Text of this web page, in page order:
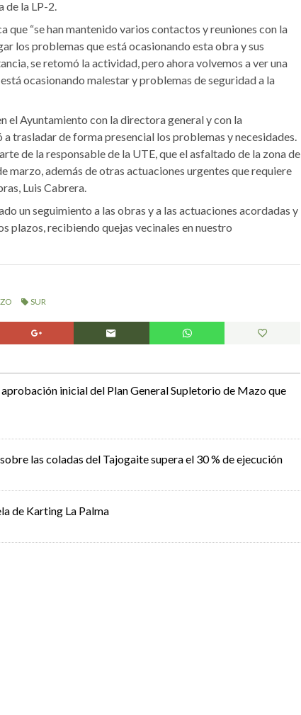
de la LP-2.
que “se han mantenido varios contactos y reuniones con la
los problemas que está ocasionando esta obra y sus
se retomó la actividad, pero ahora volvemos a ver una
ocasionando malestar y problemas de seguridad a la
el Ayuntamiento con la directora general y con la
trasladar de forma presencial los problemas y necesidades.
de la responsable de la UTE, que el asfaltado de la zona de
marzo, además de otras actuaciones urgentes que requiere
Luis Cabrera.
un seguimiento a las obras y a las actuaciones acordadas y
plazos, recibiendo quejas vecinales en nuestro
SUR
inicial del Plan General Supletorio de Mazo que
las coladas del Tajogaite supera el 30 % de ejecución
de Karting La Palma